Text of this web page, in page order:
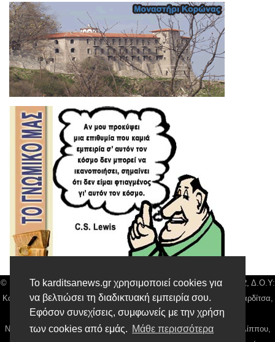
Το karditsanews.gr χρησιμοποιεί cookies για
να βελτιώσει τη διαδικτυακή εμπειρία σου.
Εφόσον συνεχίσεις, συμφωνείς με την χρήση
των cookies από εμάς. Μάθε περισσότερα
© Karditsa News | Διακριτικός Τίτλος: Orion Media, ΑΦΜ: 043750542, Δ.Ο.Υ:
Καρδίτσας, Αρ. Γεμή: 018804431000, Δ/νση: Διάκου 10 τ.κ 43132 Καρδίτσα,
Τηλ: 24410 42500, email:news@karditsanews.gr.
Νόμιμος Εκπρόσωπος, Ιδιοκτήτης και Διαχειριστής: Παναγιώτης Φιλίππου,